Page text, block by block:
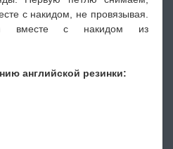
с накидом, не провязывая.
вместе с накидом из
английской резинки: